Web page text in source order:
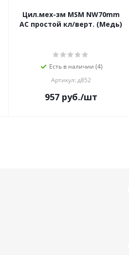
Цил.мех-зм MSM NW70mm
AC простой кл/верт. (Медь)
Есть в наличии (4)
Артикул: д852
957руб./шт